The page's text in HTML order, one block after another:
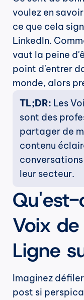
voulez en
ce que cela
LinkedIn.
vaut la peine
point d'entrer
monde, alors
TL;DR: Les
sont des
partager de
contenu
leur secteur.
Qu'est-
Voix
Ligne
Imaginez
post si